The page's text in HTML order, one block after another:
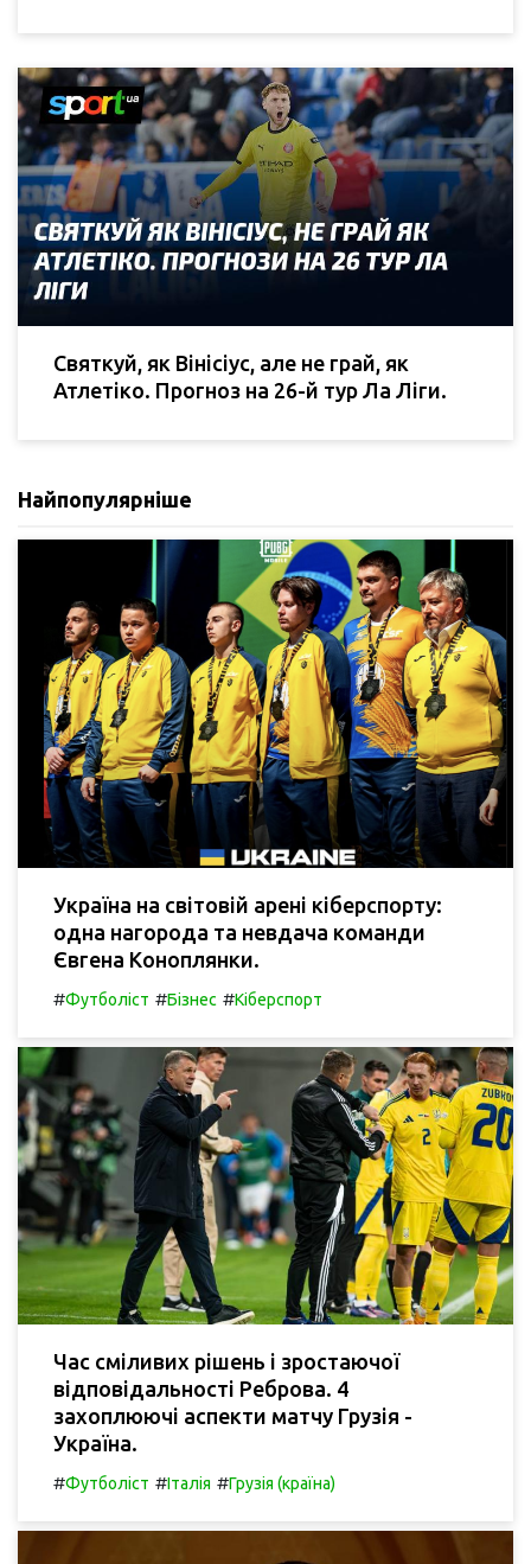
Святкуй, як Вінісіус, але не грай, як
Атлетіко. Прогноз на 26-й тур Ла Ліги.
Найпопулярніше
Україна на світовій арені кіберспорту:
одна нагорода та невдача команди
Євгена Коноплянки.
#Футболіст #Бізнес #Кіберспорт
Час сміливих рішень і зростаючої
відповідальності Реброва. 4
захоплюючі аспекти матчу Грузія -
Україна.
#Футболіст #Італія #Грузія (країна)